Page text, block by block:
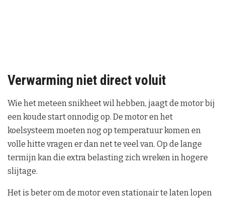
Verwarming niet direct voluit
Wie het meteen snikheet wil hebben, jaagt de motor bij
een koude start onnodig op. De motor en het
koelsysteem moeten nog op temperatuur komen en
volle hitte vragen er dan net te veel van. Op de lange
termijn kan die extra belasting zich wreken in hogere
slijtage.
Het is beter om de motor even stationair te laten lopen